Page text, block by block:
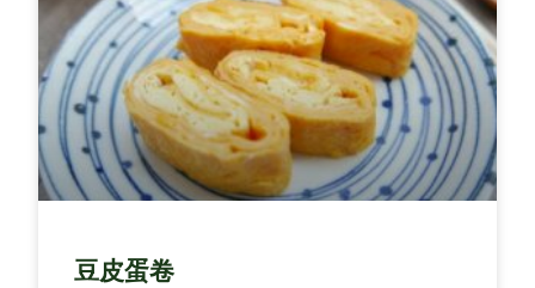
豆皮蛋卷